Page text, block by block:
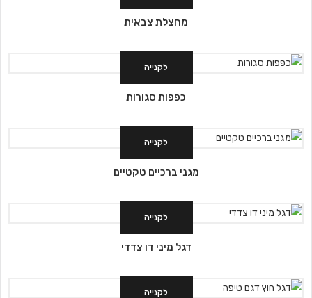
מחצלת צבאית
לקנייה
כפפות סגורות
לקנייה
מגני ברכיים טקטיים
לקנייה
דגל מיני דו צדדי
לקנייה